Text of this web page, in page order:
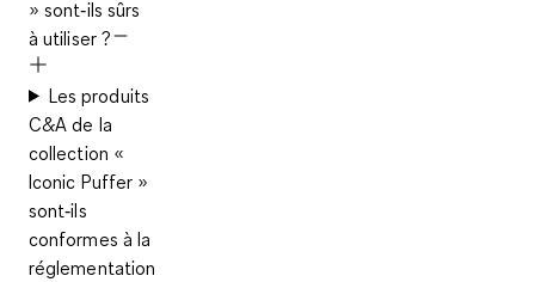
» sont‑ils sûrs
à utiliser ?
Les produits
C&A de la
collection «
Iconic Puffer »
sont‑ils
conformes à la
réglementation